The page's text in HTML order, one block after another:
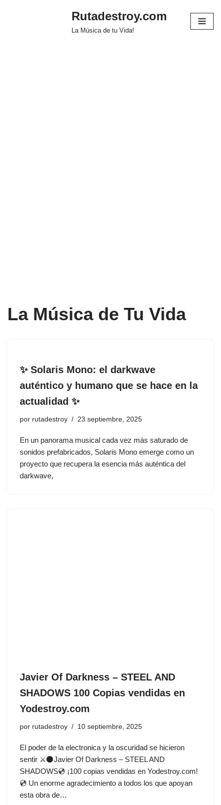
Rutadestroy.com
La Música de tu Vida!
La Música de Tu Vida
✨ Solaris Mono: el darkwave
auténtico y humano que se hace en la
actualidad ✨
por rutadestroy 23 septiembre, 2025
En un panorama musical cada vez más saturado de
sonidos prefabricados, Solaris Mono emerge como un
proyecto que recupera la esencia más auténtica del
darkwave,
Javier Of Darkness – STEEL AND
SHADOWS 100 Copias vendidas en
Yodestroy.com
por rutadestroy 10 septiembre, 2025
El poder de la electronica y la oscuridad se hicieron
sentir ⚔️🌑Javier Of Darkness – STEEL AND
SHADOWS💿 ¡100 copias vendidas en Yodestroy.com!
💿 Un enorme agradecimiento a todos los que apoyan
esta obra de…